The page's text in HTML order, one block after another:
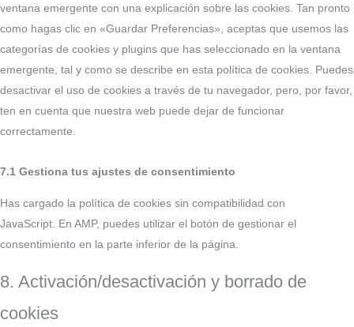
ventana emergente con una explicación sobre las cookies. Tan pronto
como hagas clic en «Guardar Preferencias», aceptas que usemos las
categorías de cookies y plugins que has seleccionado en la ventana
emergente, tal y como se describe en esta política de cookies. Puedes
desactivar el uso de cookies a través de tu navegador, pero, por favor,
ten en cuenta que nuestra web puede dejar de funcionar
correctamente.
7.1 Gestiona tus ajustes de consentimiento
Has cargado la política de cookies sin compatibilidad con
JavaScript. En AMP, puedes utilizar el botón de gestionar el
consentimiento en la parte inferior de la página.
8. Activación/desactivación y borrado de
cookies